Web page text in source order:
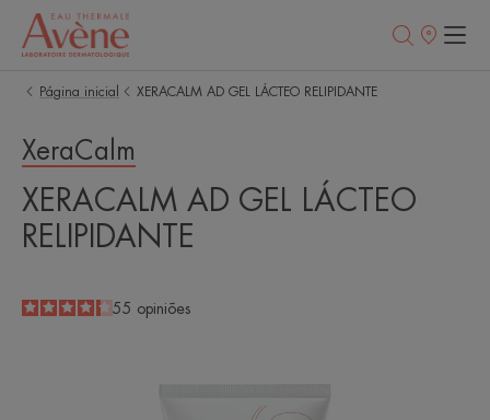
Pontos
Página inicial
XERACALM AD GEL LÁCTEO RELIPIDANTE
XeraCalm
XERACALM AD GEL LÁCTEO
RELIPIDANTE
4.2
/
5
55 opiniões